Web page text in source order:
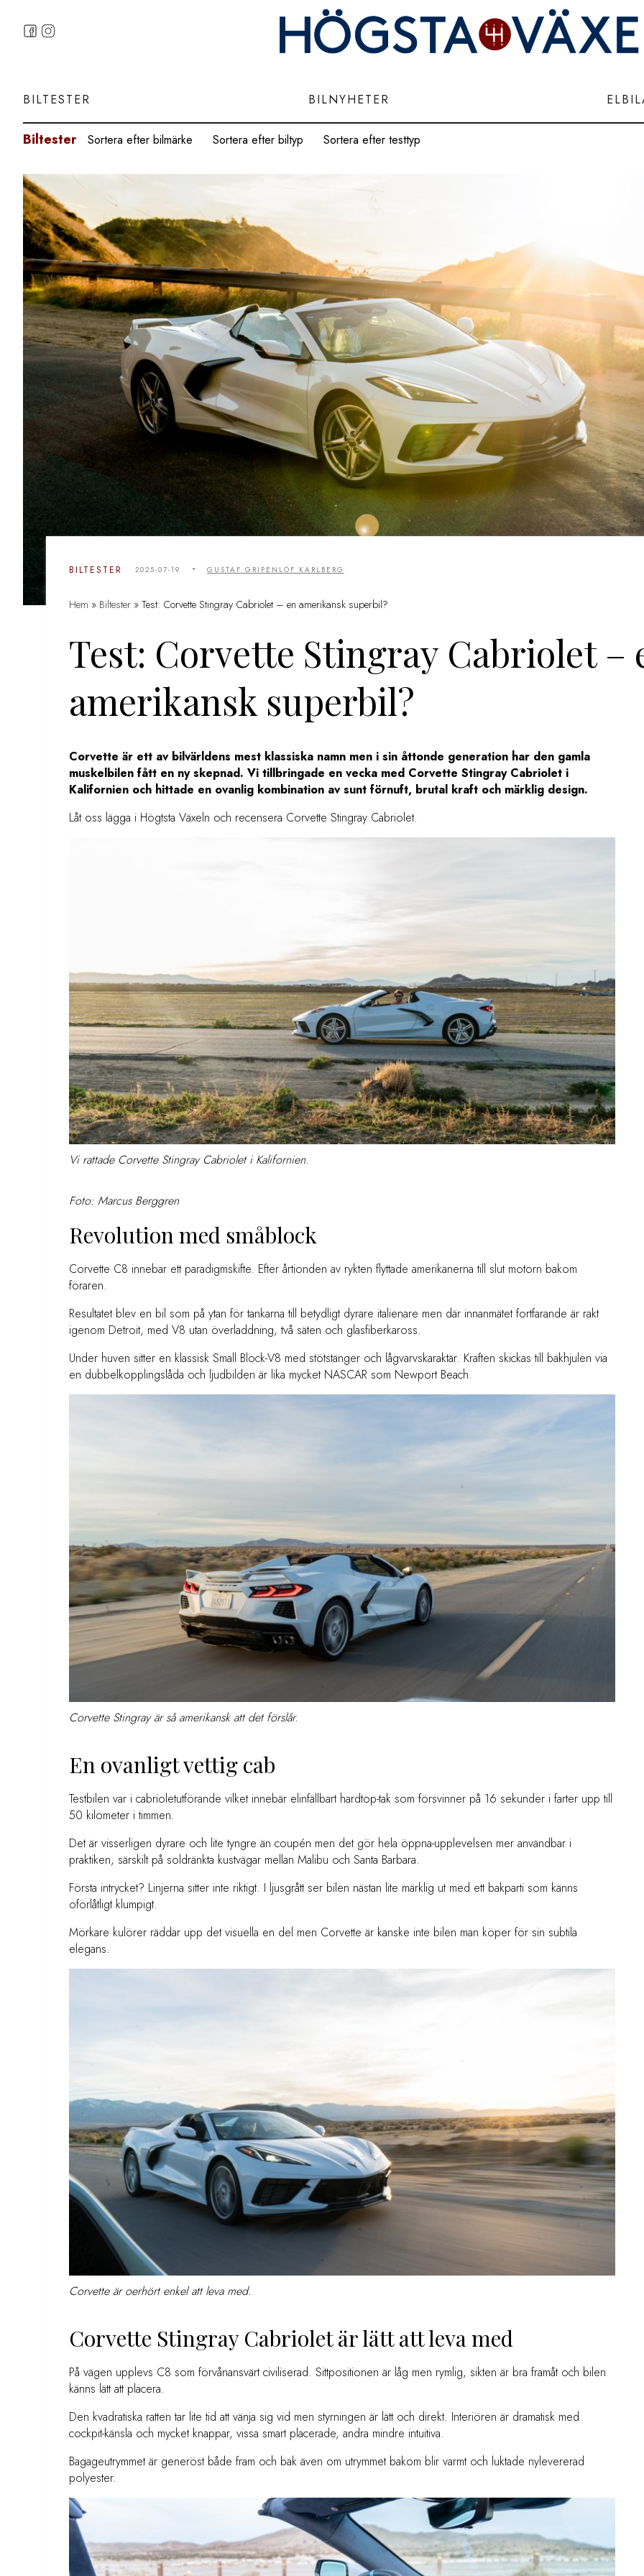
BILTESTER BILNYHETER
Biltester Sortera efter bilmärke Sortera efter biltyp Sortera efter testtyp
BILTESTER 2025-07-19 - GUSTAF GRIPENLÖF KARLBERG
Hem » Biltester » Test: Corvette Stingray Cabriolet – en amerikansk superbil?
Test: Corvette Stingray Cabriolet –
amerikansk superbil?
Corvette är ett av bilvärldens mest klassiska namn men i sin åttonde generation har den gamla
muskelbilen fått en ny skepnad. Vi tillbringade en vecka med Corvette Stingray Cabriolet i
Kalifornien och hittade en ovanlig kombination av sunt förnuft, brutal kraft och märklig design.
Låt oss lägga i Högtsta Växeln och recensera Corvette Stingray Cabriolet.
Vi rattade Corvette Stingray Cabriolet i Kalifornien.
Foto: Marcus Berggren
Revolution med småblock
Corvette C8 innebar ett paradigmskifte. Efter årtionden av rykten flyttade amerikanerna till slut motorn bakom
föraren.
Resultatet blev en bil som på ytan för tankarna till betydligt dyrare italienare men där innanmätet fortfarande är rakt
igenom Detroit, med V8 utan överladdning, två säten och glasfiberkaross.
Under huven sitter en klassisk Small Block-V8 med stötstänger och lågvarvskaraktär. Kraften skickas till bakhjulen via
en dubbelkopplingslåda och ljudbilden är lika mycket NASCAR som Newport Beach.
Corvette Stingray är så amerikansk att det förslår.
En ovanligt vettig cab
Testbilen var i cabrioletutförande vilket innebär elinfällbart hardtop-tak som försvinner på 16 sekunder i farter upp till
50 kilometer i timmen.
Det är visserligen dyrare och lite tyngre än coupén men det gör hela öppna-upplevelsen mer användbar i
praktiken, särskilt på soldränkta kustvägar mellan Malibu och Santa Barbara.
Första intrycket? Linjerna sitter inte riktigt. I ljusgrått ser bilen nästan lite märklig ut med ett bakparti som känns
oförlåtligt klumpigt.
Mörkare kulörer räddar upp det visuella en del men Corvette är kanske inte bilen man köper för sin subtila
elegans.
Corvette är oerhört enkel att leva med.
Corvette Stingray Cabriolet är lätt att leva med
På vägen upplevs C8 som förvånansvärt civiliserad. Sittpositionen är låg men rymlig, sikten är bra framåt och bilen
känns lätt att placera.
Den kvadratiska ratten tar lite tid att vänja sig vid men styrningen är lätt och direkt. Interiören är dramatisk med
cockpit-känsla och mycket knappar, vissa smart placerade, andra mindre intuitiva.
Bagageutrymmet är generöst både fram och bak även om utrymmet bakom blir varmt och luktade nylevererad
polyester.